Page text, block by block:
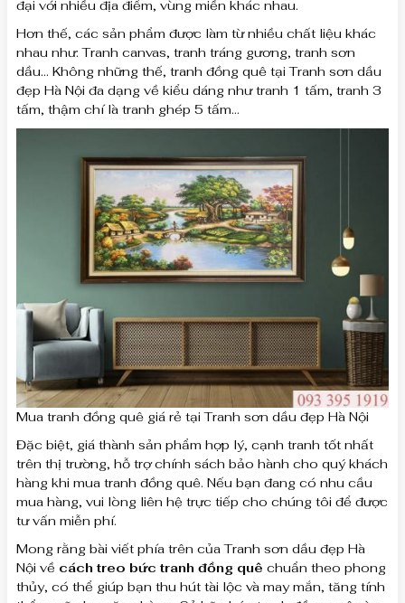
đại với nhiều địa điểm, vùng miền khác nhau.
Hơn thế, các sản phẩm được làm từ nhiều chất liệu khác
nhau như: Tranh canvas, tranh tráng gương, tranh sơn
dầu… Không những thế, tranh đồng quê tại Tranh sơn dầu
đẹp Hà Nội đa dạng về kiểu dáng như tranh 1 tấm, tranh 3
tấm, thậm chí là tranh ghép 5 tấm…
Mua tranh đồng quê giá rẻ tại Tranh sơn dầu đẹp Hà Nội
Đặc biệt, giá thành sản phẩm hợp lý, cạnh tranh tốt nhất
trên thị trường, hỗ trợ chính sách bảo hành cho quý khách
hàng khi mua tranh đồng quê. Nếu bạn đang có nhu cầu
mua hàng, vui lòng liên hệ trực tiếp cho chúng tôi để được
tư vấn miễn phí.
Mong rằng bài viết phía trên của Tranh sơn dầu đẹp Hà
Nội về cách treo bức tranh đồng quê chuẩn theo phong
thủy, có thể giúp bạn thu hút tài lộc và may mắn, tăng tính